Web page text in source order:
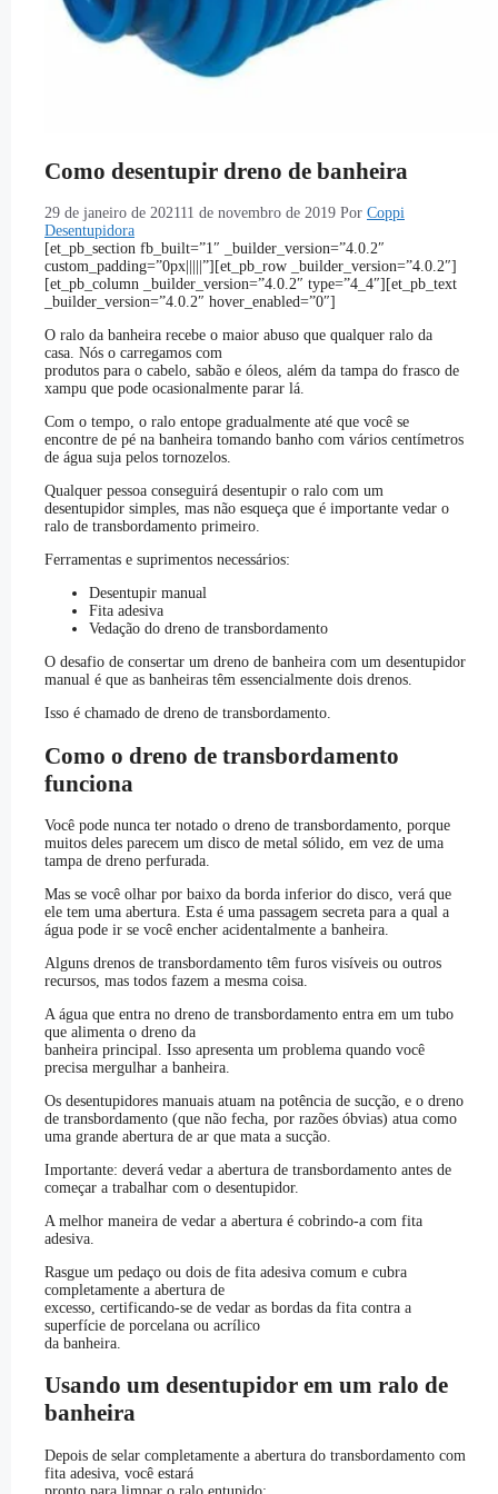
Como desentupir dreno de banheira
29 de janeiro de 202111 de novembro de 2019 Por Coppi
Desentupidora
[et_pb_section fb_built=”1″ _builder_version=”4.0.2″
custom_padding=”0px|||||”][et_pb_row _builder_version=”4.0.2″]
[et_pb_column _builder_version=”4.0.2″ type=”4_4″][et_pb_text
_builder_version=”4.0.2″ hover_enabled=”0″]
O ralo da banheira recebe o maior abuso que qualquer ralo da
casa. Nós o carregamos com
produtos para o cabelo, sabão e óleos, além da tampa do frasco de
xampu que pode ocasionalmente parar lá.
Com o tempo, o ralo entope gradualmente até que você se
encontre de pé na banheira tomando banho com vários centímetros
de água suja pelos tornozelos.
Qualquer pessoa conseguirá desentupir o ralo com um
desentupidor simples, mas não esqueça que é importante vedar o
ralo de transbordamento primeiro.
Ferramentas e suprimentos necessários:
Desentupir manual
Fita adesiva
Vedação do dreno de transbordamento
O desafio de consertar um dreno de banheira com um desentupidor
manual é que as banheiras têm essencialmente dois drenos.
Isso é chamado de dreno de transbordamento.
Como o dreno de transbordamento
funciona
Você pode nunca ter notado o dreno de transbordamento, porque
muitos deles parecem um disco de metal sólido, em vez de uma
tampa de dreno perfurada.
Mas se você olhar por baixo da borda inferior do disco, verá que
ele tem uma abertura. Esta é uma passagem secreta para a qual a
água pode ir se você encher acidentalmente a banheira.
Alguns drenos de transbordamento têm furos visíveis ou outros
recursos, mas todos fazem a mesma coisa.
A água que entra no dreno de transbordamento entra em um tubo
que alimenta o dreno da
banheira principal. Isso apresenta um problema quando você
precisa mergulhar a banheira.
Os desentupidores manuais atuam na potência de sucção, e o dreno
de transbordamento (que não fecha, por razões óbvias) atua como
uma grande abertura de ar que mata a sucção.
Importante: deverá vedar a abertura de transbordamento antes de
começar a trabalhar com o desentupidor.
A melhor maneira de vedar a abertura é cobrindo-a com fita
adesiva.
Rasgue um pedaço ou dois de fita adesiva comum e cubra
completamente a abertura de
excesso, certificando-se de vedar as bordas da fita contra a
superfície de porcelana ou acrílico
da banheira.
Usando um desentupidor em um ralo de
banheira
Depois de selar completamente a abertura do transbordamento com
fita adesiva, você estará